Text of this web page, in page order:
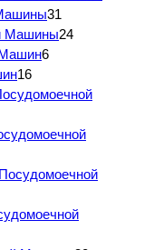
31
Машины24
6
16